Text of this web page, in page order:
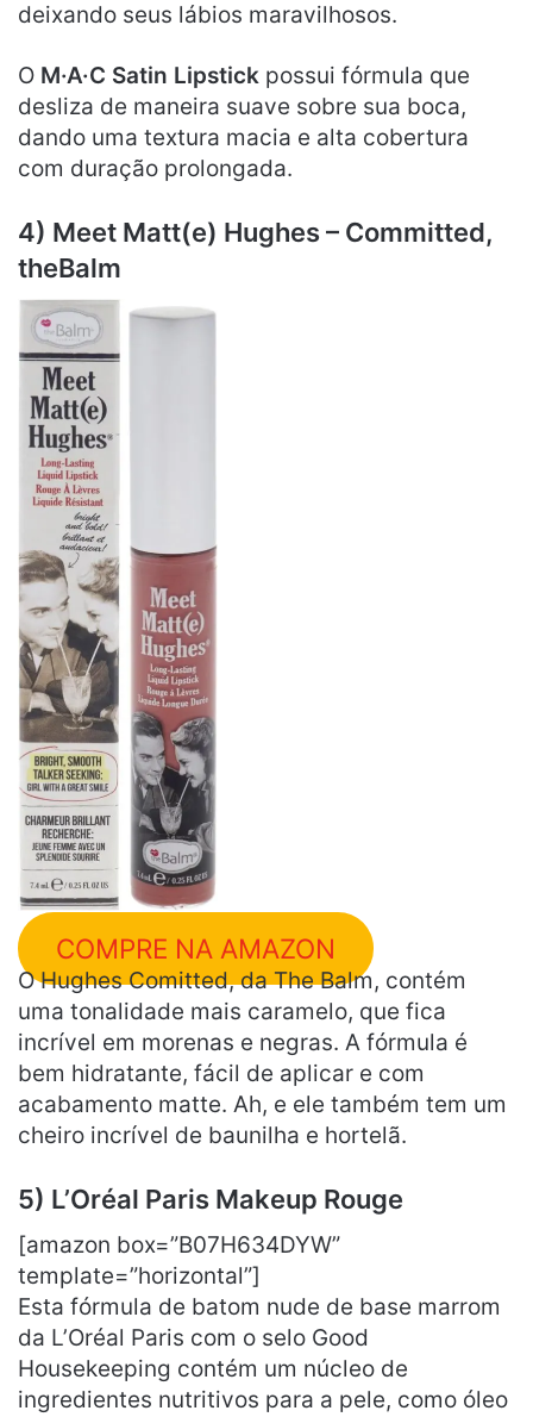
deixando seus lábios maravilhosos.
O M·A·C Satin Lipstick possui fórmula que
desliza de maneira suave sobre sua boca,
dando uma textura macia e alta cobertura
com duração prolongada.
4) Meet Matt(e) Hughes – Committed,
theBalm
COMPRE NA AMAZON
O Hughes Comitted, da The Balm, contém
uma tonalidade mais caramelo, que fica
incrível em morenas e negras. A fórmula é
bem hidratante, fácil de aplicar e com
acabamento matte. Ah, e ele também tem um
cheiro incrível de baunilha e hortelã.
5) L’Oréal Paris Makeup Rouge
[amazon box=”B07H634DYW”
template=”horizontal”]
Esta fórmula de batom nude de base marrom
da L’Oréal Paris com o selo Good
Housekeeping contém um núcleo de
ingredientes nutritivos para a pele, como óleo